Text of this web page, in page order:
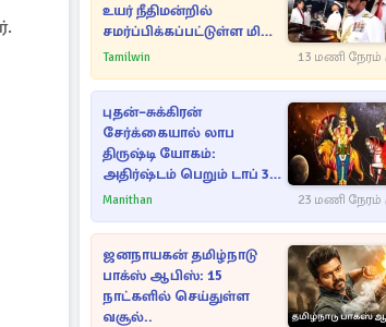
உயர் நீதிமன்றில்
சமர்ப்பிக்கப்பட்டுள்ள மிக
முக்கிய ஆவணங்கள்!
Tamilwin 13 மணி நேரம்
புதன்–சுக்கிரன்
சேர்க்கையால் லாப
திருஷ்டி யோகம்:
அதிர்ஷ்டம் பெறும் டாப் 3
ராசிகள்!
Manithan 23 மணி நேரம்
ஜனநாயகன் தமிழ்நாடு
பாக்ஸ் ஆபிஸ்: 15
நாட்களில் செய்துள்ள
வசூல்..